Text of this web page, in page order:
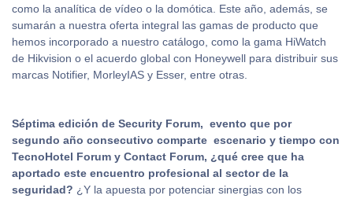
como la analítica de vídeo o la domótica. Este año, además, se
sumarán a nuestra oferta integral las gamas de producto que
hemos incorporado a nuestro catálogo, como la gama HiWatch
de Hikvision o el acuerdo global con Honeywell para distribuir sus
marcas Notifier, MorleyIAS y Esser, entre otras.
Séptima edición de Security Forum, evento que por
segundo año consecutivo comparte escenario y tiempo con
TecnoHotel Forum y Contact Forum, ¿qué cree que ha
aportado este encuentro profesional al sector de la
seguridad? ¿Y la apuesta por potenciar sinergias con los